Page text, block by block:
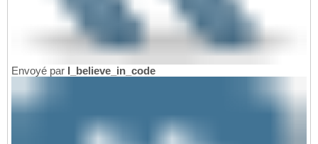
Envoyé par I_believe_in_code